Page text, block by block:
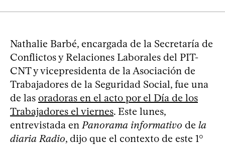
Nathalie Barbé, encargada de la Secretaría de
Conflictos y Relaciones Laborales del PIT-
CNT y vicepresidenta de la Asociación de
Trabajadores de la Seguridad Social, fue una
de las oradoras en el acto por el Día de los
Trabajadores el viernes. Este lunes,
entrevistada en Panorama informativo de la
diaria Radio, dijo que el contexto de este 1°